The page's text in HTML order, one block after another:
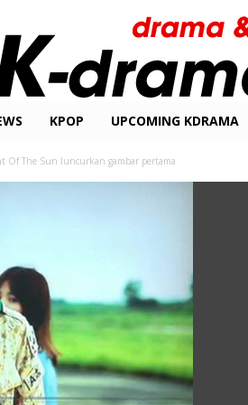
KPOP UPCOMING KDRAMA
Of The Sun luncurkan gambar pertama